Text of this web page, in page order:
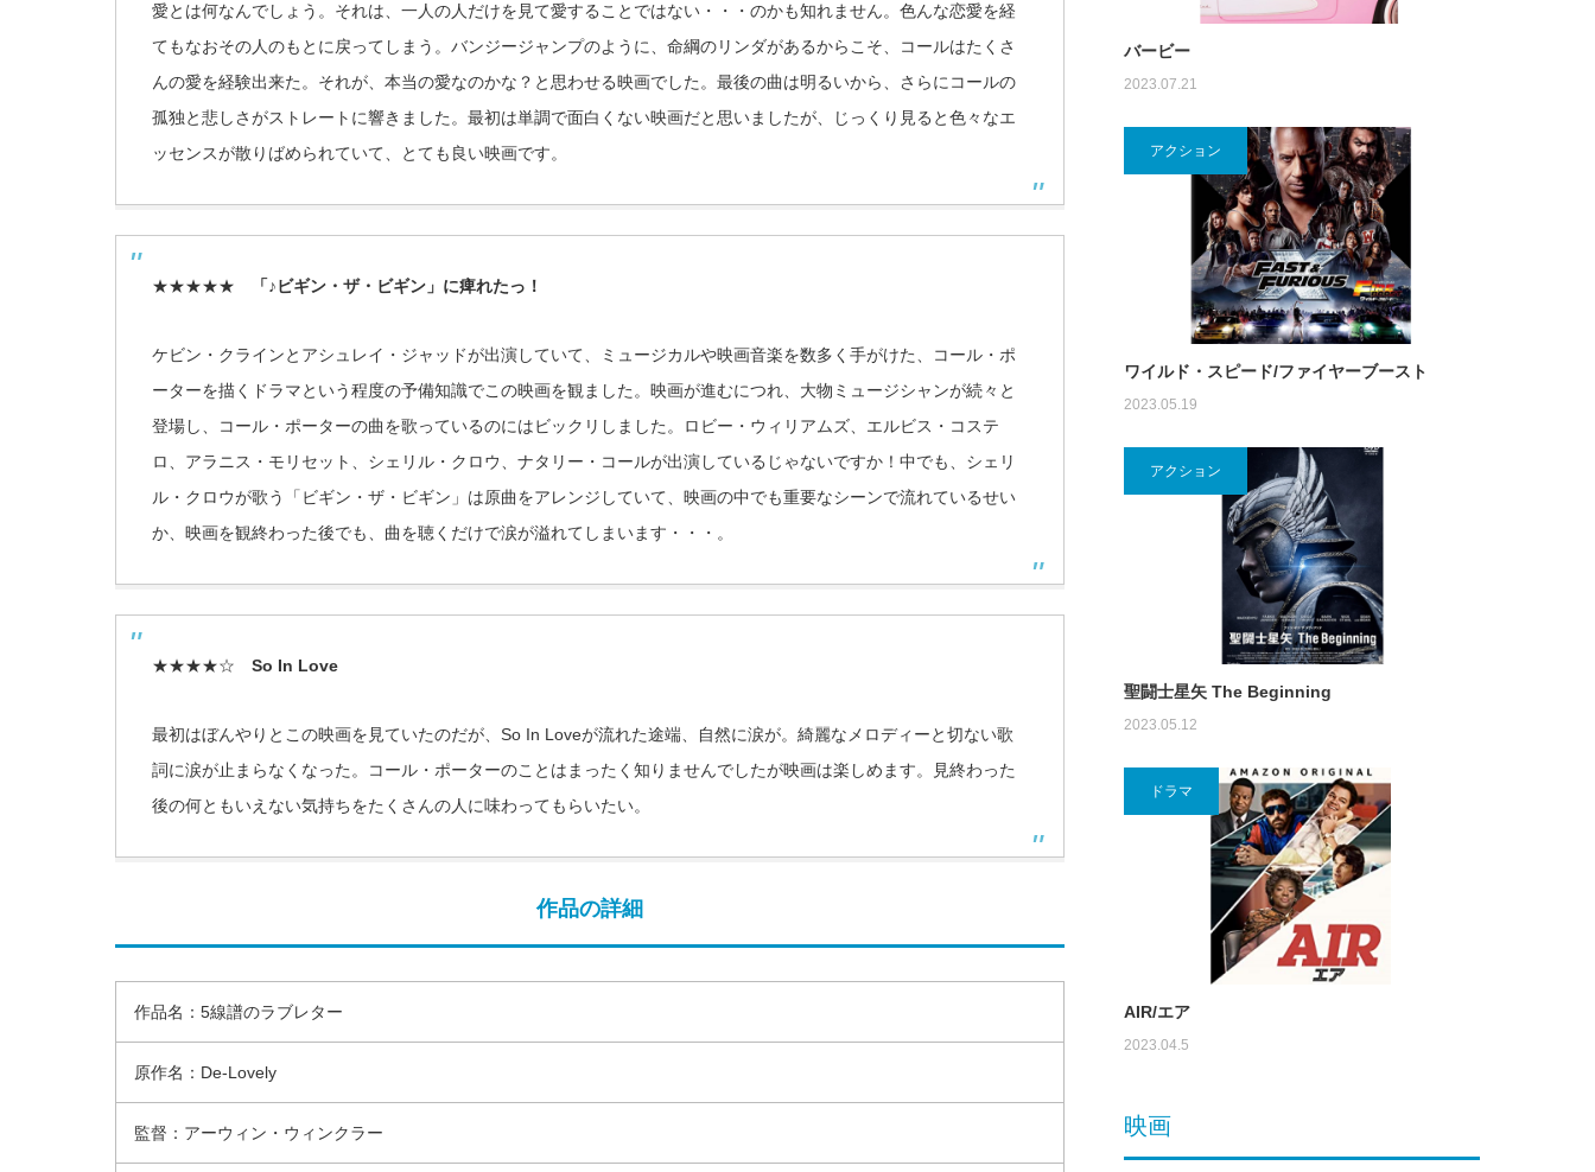
愛とは何なんでしょう。それは、一人の人だけを見て愛することではない・・・のかも知れません。色んな恋愛を経
てもなおその人のもとに戻ってしまう。バンジージャンプのように、命綱のリンダがあるからこそ、コールはたくさ
んの愛を経験出来た。それが、本当の愛なのかな？と思わせる映画でした。最後の曲は明るいから、さらにコールの
孤独と悲しさがストレートに響きました。最初は単調で面白くない映画だと思いましたが、じっくり見ると色々なエ
ッセンスが散りばめられていて、とても良い映画です。
★★★★★ 「♪ビギン・ザ・ビギン」に痺れたっ！
ケビン・クラインとアシュレイ・ジャッドが出演していて、ミュージカルや映画音楽を数多く手がけた、コール・ポ
ーターを描くドラマという程度の予備知識でこの映画を観ました。映画が進むにつれ、大物ミュージシャンが続々と
登場し、コール・ポーターの曲を歌っているのにはビックリしました。ロビー・ウィリアムズ、エルビス・コステ
ロ、アラニス・モリセット、シェリル・クロウ、ナタリー・コールが出演しているじゃないですか！中でも、シェリ
ル・クロウが歌う「ビギン・ザ・ビギン」は原曲をアレンジしていて、映画の中でも重要なシーンで流れているせい
か、映画を観終わった後でも、曲を聴くだけで涙が溢れてしまいます・・・。
★★★★☆ So In Love
最初はぼんやりとこの映画を見ていたのだが、So In Loveが流れた途端、自然に涙が。綺麗なメロディーと切ない歌
詞に涙が止まらなくなった。コール・ポーターのことはまったく知りませんでしたが映画は楽しめます。見終わった
後の何ともいえない気持ちをたくさんの人に味わってもらいたい。
作品の詳細
作品名：5線譜のラブレター
原作名：De-Lovely
監督：アーウィン・ウィンクラー
バービー
2023.07.21
アクション
ワイルド・スピード/ファイヤーブースト
2023.05.19
アクション
聖闘士星矢 The Beginning
2023.05.12
ドラマ
AIR/エア
2023.04.5
映画